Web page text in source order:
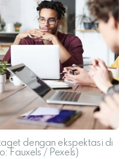
dengan ekspektasi di
Fauxels / Pexels)